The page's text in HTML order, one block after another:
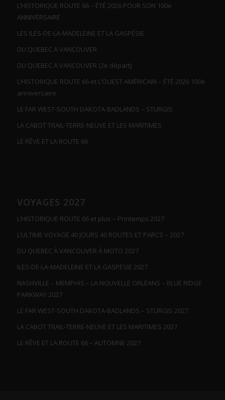
L’HISTORIQUE ROUTE 66 – ÉTÉ 2026 POUR SON 100e
ANNIVERSAIRE
LES ILES-DE-LA-MADELEINE ET LA GASPÉSIE
DU QUEBEC À VANCOUVER
DU QUEBEC À VANCOUVER (2e départ)
L’HISTORIQUE ROUTE 66 et L’OUEST AMÉRICAIN – ÉTÉ 2026 100e
anniversaire
LE FAR WEST-SOUTH DAKOTA-BADLANDS – STURGIS
LA CABOT TRAIL-TERRE-NEUVE ET LES MARITIMES
LE RÊVE ET LA ROUTE 66
VOYAGES 2027
L’HISTORIQUE ROUTE 66 et plus – Printemps 2027
L’ULTIME VOYAGE 40 JOURS 40 ROUTES ET PARCS – 2027
DU QUEBEC À VANCOUVER À MOTO 2027
ILES-DE-LA-MADELEINE ET LA GASPÉSIE 2027
NASHVILLE – MEMPHIS – LA NOUVELLE ORLÉANS – BLUE RIDGE
PARKWAY 2027
LE FAR WEST-SOUTH DAKOTA-BADLANDS – STURGIS 2027
LA CABOT TRAIL-TERRE-NEUVE ET LES MARITIMES 2027
LE RÊVE ET LA ROUTE 66 – AUTOMNE 2027